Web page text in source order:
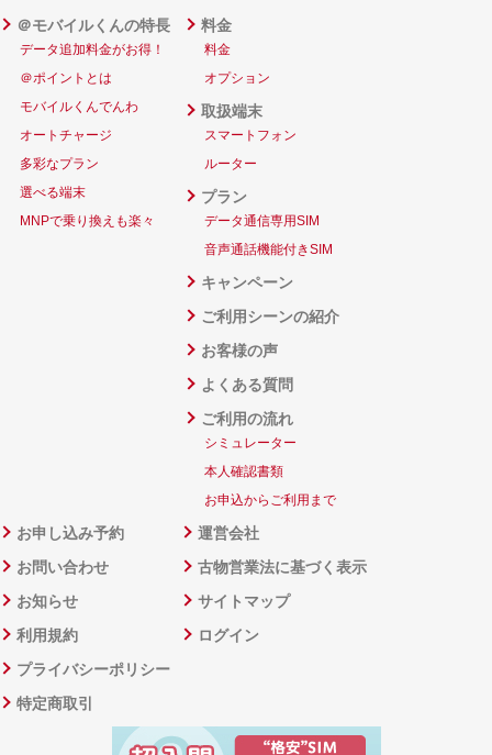
＠モバイルくんの特長
データ追加料金がお得！
＠ポイントとは
モバイルくんでんわ
オートチャージ
多彩なプラン
選べる端末
MNPで乗り換えも楽々
料金
料金
オプション
取扱端末
スマートフォン
ルーター
プラン
データ通信専用SIM
音声通話機能付きSIM
キャンペーン
ご利用シーンの紹介
お客様の声
よくある質問
ご利用の流れ
シミュレーター
本人確認書類
お申込からご利用まで
お申し込み予約
お問い合わせ
お知らせ
利用規約
プライバシーポリシー
特定商取引
運営会社
古物営業法に基づく表示
サイトマップ
ログイン